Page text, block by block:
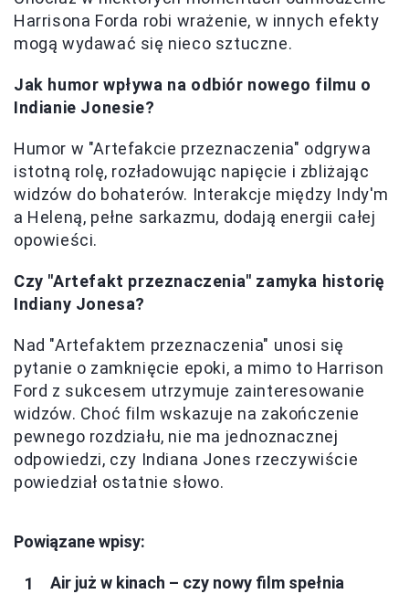
Harrisona Forda robi wrażenie, w innych efekty
mogą wydawać się nieco sztuczne.
Jak humor wpływa na odbiór nowego filmu o
Indianie Jonesie?
Humor w "Artefakcie przeznaczenia" odgrywa
istotną rolę, rozładowując napięcie i zbliżając
widzów do bohaterów. Interakcje między Indy'm
a Heleną, pełne sarkazmu, dodają energii całej
opowieści.
Czy "Artefakt przeznaczenia" zamyka historię
Indiany Jonesa?
Nad "Artefaktem przeznaczenia" unosi się
pytanie o zamknięcie epoki, a mimo to Harrison
Ford z sukcesem utrzymuje zainteresowanie
widzów. Choć film wskazuje na zakończenie
pewnego rozdziału, nie ma jednoznacznej
odpowiedzi, czy Indiana Jones rzeczywiście
powiedział ostatnie słowo.
Powiązane wpisy:
Air już w kinach – czy nowy film spełnia